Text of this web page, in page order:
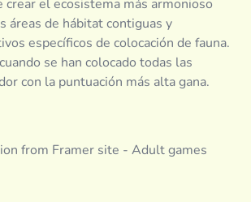
crear el ecosistema más armonioso
áreas de hábitat contiguas y
específicos de colocación de fauna.
se han colocado todas las
con la puntuación más alta gana.
from Framer site - Adult games